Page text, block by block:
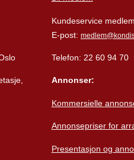
Kundeservice
E-post:
Telefon: 22 60 94 70
Annonser:
Kommersielle
Annonsepriser for
Presentasjon og